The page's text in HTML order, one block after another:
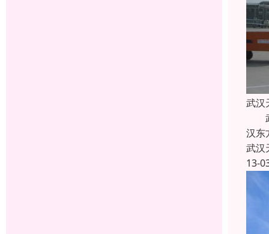
武汉
武
汉东
武汉
13-